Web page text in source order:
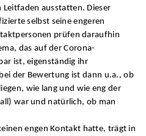
ausstatten. Dieser
selbst seine engeren
prüfen daraufhin
das auf der Corona-
ist, eigenständig ihr
der Bewertung ist dann u.a., ob
wie lang und wie eng der
war und natürlich, ob man
engen Kontakt hatte, trägt in